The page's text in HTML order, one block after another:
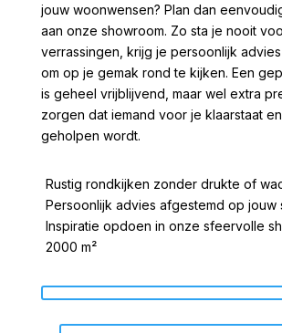
jouw woonwensen? Plan dan
aan onze showroom. Zo sta je nooit
verrassingen, krijg je persoonlijk
om op je gemak rond te kijken. Een
is geheel vrijblijvend, maar wel extra
zorgen dat iemand voor je klaarstaat
geholpen wordt.
Rustig rondkijken zonder drukte of
Persoonlijk advies afgestemd op jouw
Inspiratie opdoen in onze sfeervolle
2000 m²